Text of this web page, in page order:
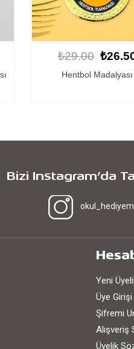
₺29.00
Hentbol Madalyası
Bizi Instagram’da
okul_hediyem
Yeni
Üye Girişi
Şifremi
Alışveriş
Üyelik